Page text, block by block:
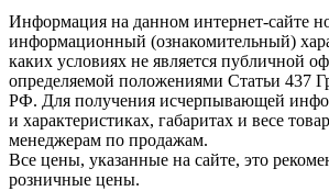
Информация на данном интернет-сайте
информационный (ознакомительный)
каких условиях не является публичной
определяемой положениями Статьи 437
РФ. Для получения исчерпывающей
и характеристиках, габаритах и весе
менеджерам по продажам.
Все цены, указанные на сайте, это
розничные цены.